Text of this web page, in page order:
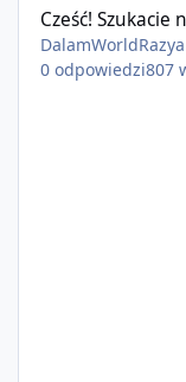
Cześć! Szukacie
DalamWorldRazya
0 odpowiedzi807